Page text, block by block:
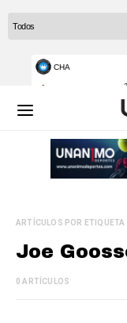
ARTÍCULOS POR ETIQUETA
Joe
0 ARTÍCULOS